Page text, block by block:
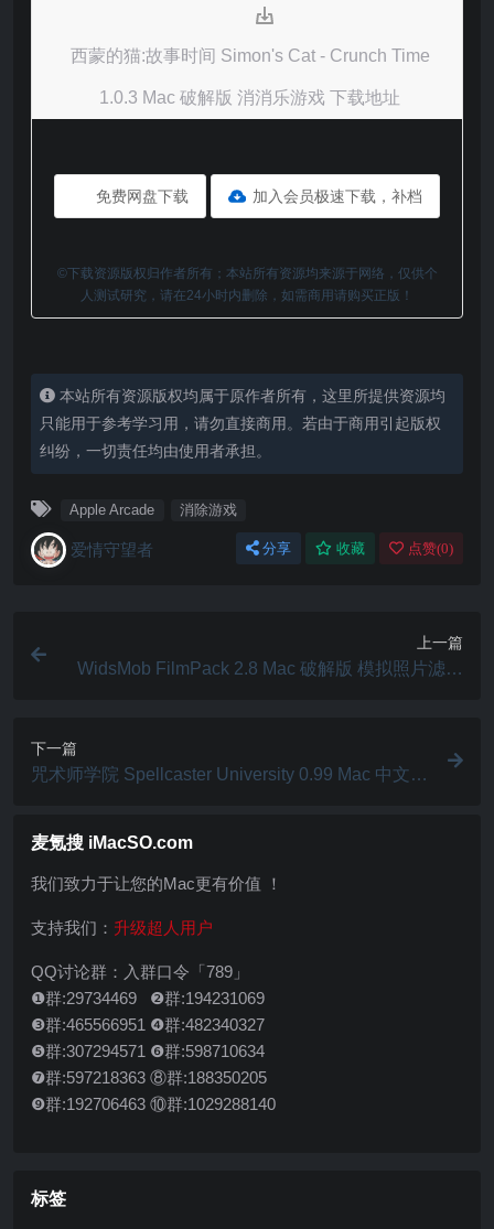
西蒙的猫:故事时间 Simon's Cat - Crunch Time
1.0.3 Mac 破解版 消消乐游戏 下载地址
免费网盘下载 加入会员极速下载，补档
©下载资源版权归作者所有；本站所有资源均来源于网络，仅供个
人测试研究，请在24小时内删除，如需商用请购买正版！
本站所有资源版权均属于原作者所有，这里所提供资源均
只能用于参考学习用，请勿直接商用。若由于商用引起版权
纠纷，一切责任均由使用者承担。
Apple Arcade 消除游戏
爱情守望者 分享 收藏 点赞(0)
上一篇
WidsMob FilmPack 2.8 Mac 破解版 模拟照片滤镜
下一篇
咒术师学院 Spellcaster University 0.99 Mac 中文破
麦氪搜 iMacSO.com
我们致力于让您的Mac更有价值 ！
支持我们： 升级超人用户
QQ讨论群：入群口令「789」
❶群:29734469 ❷群:194231069
❸群:465566951 ❹群:482340327
❺群:307294571 ❻群:598710634
❼群:597218363 ⑧群:188350205
❾群:192706463 ⑩群:1029288140
标签